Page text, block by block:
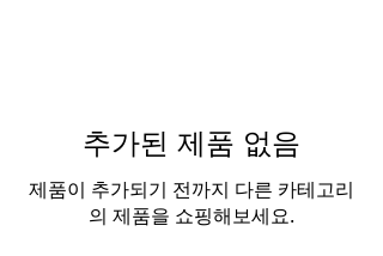
추가된 제품 없음
제품이 추가되기 전까지 다른 카테고리
의 제품을 쇼핑해보세요.